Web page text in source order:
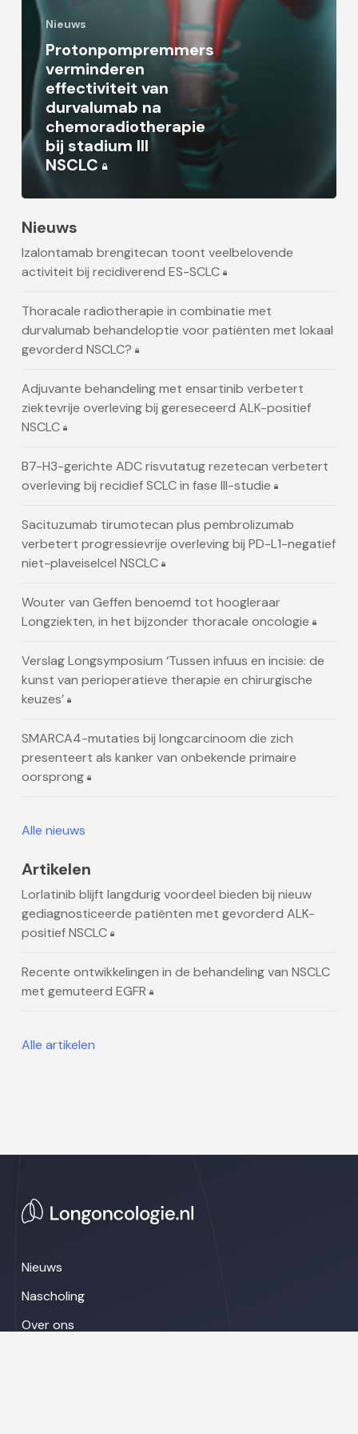
Nieuws
Protonpompremmers
verminderen
effectiviteit van
durvalumab na
chemoradiotherapie
bij stadium III
NSCLC
Nieuws
Izalontamab brengitecan toont veelbelovende
activiteit bij recidiverend ES-SCLC
Thoracale radiotherapie in combinatie met
durvalumab behandeloptie voor patiënten met lokaal
gevorderd NSCLC?
Adjuvante behandeling met ensartinib verbetert
ziektevrije overleving bij gereseceerd ALK-positief
NSCLC
B7-H3-gerichte ADC risvutatug rezetecan verbetert
overleving bij recidief SCLC in fase III-studie
Sacituzumab tirumotecan plus pembrolizumab
verbetert progressievrije overleving bij PD-L1-negatief
niet-plaveiselcel NSCLC
Wouter van Geffen benoemd tot hoogleraar
Longziekten, in het bijzonder thoracale oncologie
Verslag Longsymposium ‘Tussen infuus en incisie: de
kunst van perioperatieve therapie en chirurgische
keuzes’
SMARCA4-mutaties bij longcarcinoom die zich
presenteert als kanker van onbekende primaire
oorsprong
Alle nieuws
Artikelen
Lorlatinib blijft langdurig voordeel bieden bij nieuw
gediagnosticeerde patiënten met gevorderd ALK-
positief NSCLC
Recente ontwikkelingen in de behandeling van NSCLC
met gemuteerd EGFR
Alle artikelen
Nieuws
Nascholing
Over ons